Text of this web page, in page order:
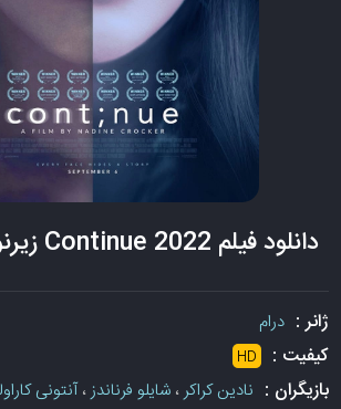
دانلود فیلم Continue 2022 زیرنویس چسبیده
ژانر :درام
کیفیت : HD
بازیگران : نادین کراکر،شایلو فرناندز،آنتونی